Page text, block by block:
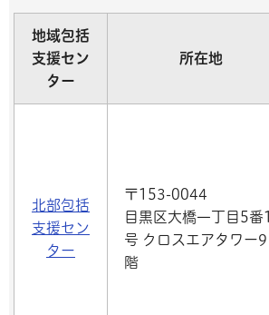
地域包括
支援セン
ター
所在地
北部包括
支援セン
ター
〒153-0044
目黒区大橋一丁目5番1
号 クロスエアタワー9
階